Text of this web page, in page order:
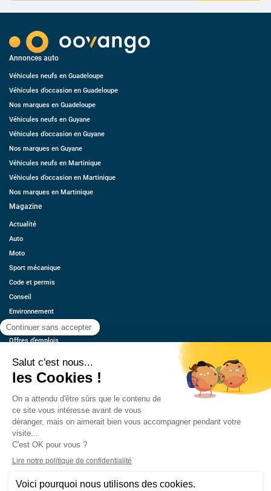
Annonces auto
Véhicules neufs en Guadeloupe
Véhicules d’occasion en Guadeloupe
Nos marques en Guadeloupe
Véhicules neufs en Guyane
Véhicules d’occasion en Guyane
Nos marques en Guyane
Véhicules neufs en Martinique
Véhicules d’occasion en Martinique
Nos marques en Martinique
Magazine
Actualité
Auto
Moto
Sport mécanique
Code et permis
Conseil
Environnement
Économie
Offres d’emplois
Contact
Estimez votre voiture
Mentions légales
CGU